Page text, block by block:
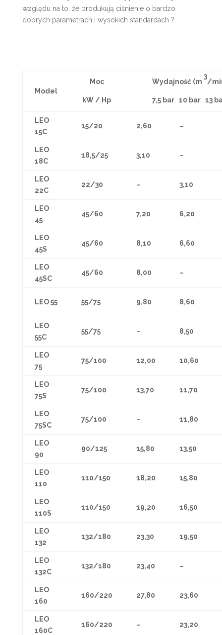
względu na to, że produkują ciśnienie o bardzo
dobrych parametrach i wysokich standardach ?
Model
Moc
kW / Hp
Wydajność (m
3
/
7,5 bar 10 bar 13
LEO
15C
15/20 2,60 –
LEO
18C
18,5/25 3,10 –
LEO
22C
22/30 – 3,10
LEO
45
45/60 7,20 6,20
LEO
45S
45/60 8,10 6,60
LEO
45SC
45/60 8,00 –
LEO 55 55/75 9,80 8,60
LEO
55C
55/75 – 8,50
LEO
75
75/100 12,00 10,60
LEO
75S
75/100 13,70 11,70
LEO
75SC
75/100 – 11,80
LEO
90
90/125 15,80 13,50
LEO
110
110/150 18,20 15,80
LEO
110S
110/150 19,20 16,50
LEO
132
132/180 23,30 19,50
LEO
132C
132/180 23,40 –
LEO
160
160/220 27,80 23,60
LEO
160C
160/220 – 23,20